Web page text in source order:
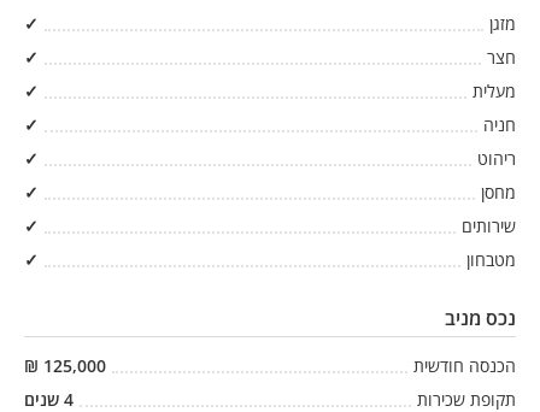
מזגן
✓
חצר
✓
מעלית
✓
חניה
✓
ריהוט
✓
מחסן
✓
שירותים
✓
מטבחון
✓
נכס מניב
הכנסה חודשית 125,000
₪
תקופת שכירות
4 שנים